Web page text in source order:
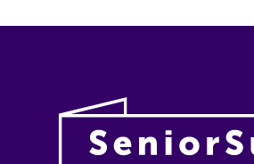
Loading...